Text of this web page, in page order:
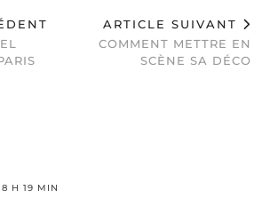
ARTICLE SUIVANT
COMMENT METTRE EN
SCÈNE SA DÉCO
H 19 MIN